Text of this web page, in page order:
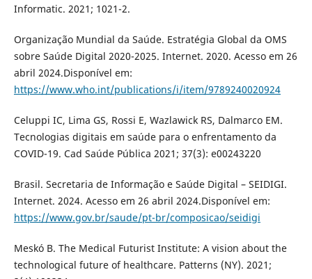
Informatic. 2021; 1021-2.
Organização Mundial da Saúde. Estratégia Global da OMS
sobre Saúde Digital 2020-2025. Internet. 2020. Acesso em 26
abril 2024.Disponível em:
https://www.who.int/publications/i/item/9789240020924
Celuppi IC, Lima GS, Rossi E, Wazlawick RS, Dalmarco EM.
Tecnologias digitais em saúde para o enfrentamento da
COVID-19. Cad Saúde Pública 2021; 37(3): e00243220
Brasil. Secretaria de Informação e Saúde Digital – SEIDIGI.
Internet. 2024. Acesso em 26 abril 2024.Disponível em:
https://www.gov.br/saude/pt-br/composicao/seidigi
Meskó B. The Medical Futurist Institute: A vision about the
technological future of healthcare. Patterns (NY). 2021;